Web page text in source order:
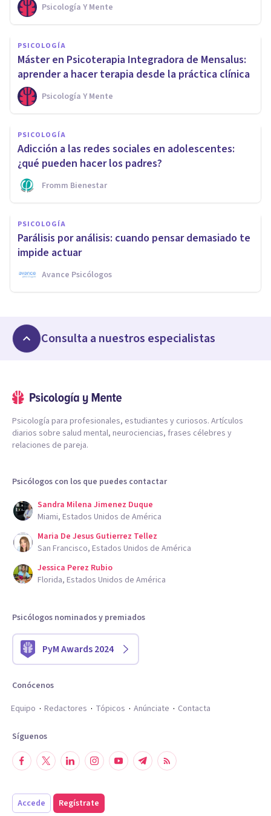
Psicología Y Mente
PSICOLOGÍA
Máster en Psicoterapia Integradora de Mensalus:
aprender a hacer terapia desde la práctica clínica
Psicología Y Mente
PSICOLOGÍA
Adicción a las redes sociales en adolescentes:
¿qué pueden hacer los padres?
Fromm Bienestar
PSICOLOGÍA
Parálisis por análisis: cuando pensar demasiado te
impide actuar
Avance Psicólogos
Consulta a nuestros especialistas
Psicología para profesionales, estudiantes y curiosos. Artículos
diarios sobre salud mental, neurociencias, frases célebres y
relaciones de pareja.
Psicólogos con los que puedes contactar
Sandra Milena Jimenez Duque
Miami, Estados Unidos de América
Maria De Jesus Gutierrez Tellez
San Francisco, Estados Unidos de América
Jessica Perez Rubio
Florida, Estados Unidos de América
Psicólogos nominados y premiados
PyM Awards 2024
Conócenos
Equipo
Redactores Tópicos Anúnciate Contacta
Síguenos
Accede Regístrate